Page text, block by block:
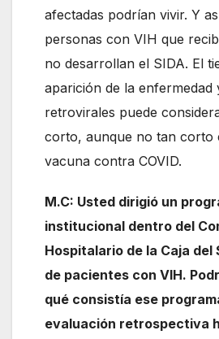
afectadas podrían vivir. Y
personas con VIH que
no desarrollan el SIDA. El
aparición de la enfermedad
retrovirales puede
corto, aunque no tan corto
vacuna contra COVID.
M.C: Usted dirigió un
institucional dentro del
Hospitalario de la Caja del
de pacientes con VIH.
qué consistía ese
evaluación retrospectiva